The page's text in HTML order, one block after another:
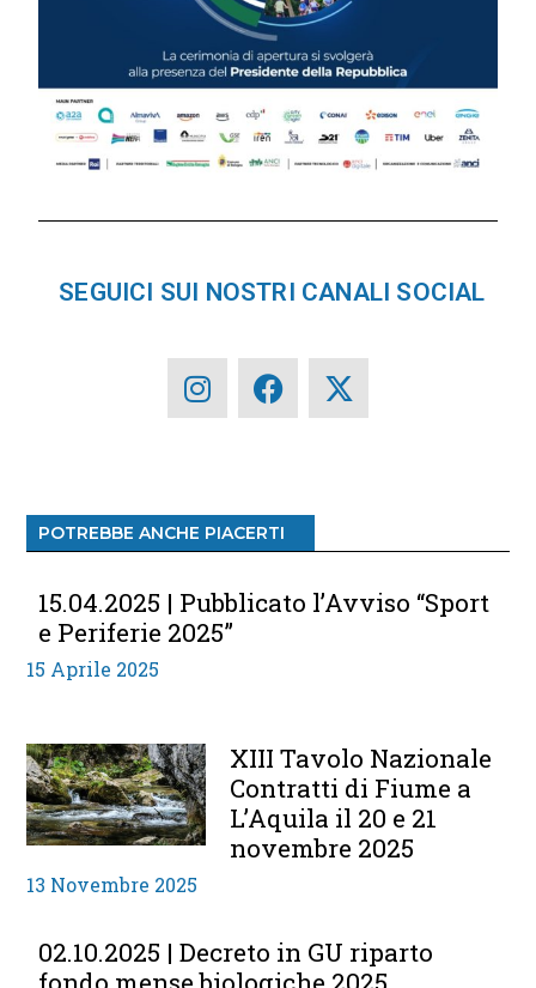
SEGUICI SUI NOSTRI CANALI SOCIAL
POTREBBE ANCHE PIACERTI
15.04.2025 | Pubblicato l’Avviso “Sport
e Periferie 2025”
15 Aprile 2025
XIII Tavolo Nazionale
Contratti di Fiume a
L’Aquila il 20 e 21
novembre 2025
13 Novembre 2025
02.10.2025 | Decreto in GU riparto